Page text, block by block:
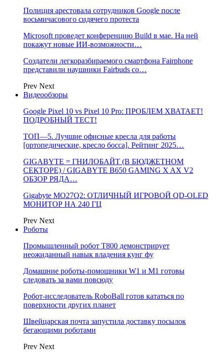
Полиция арестовала сотрудников Google после
восьмичасового сидячего протеста
Microsoft проведет конференцию Build в мае. На ней
покажут новые ИИ-возможности…
Создатели легкоразбираемого смартфона Fairphone
представили наушники Fairbuds со…
Prev Next
Видеообзоры
Google Pixel 10 vs Pixel 10 Pro: ПРОБЛЕМ ХВАТАЕТ!
ПОДРОБНЫЙ ТЕСТ!
ТОП—5. Лучшие офисные кресла для работы
[ортопедические, кресло босса]. Рейтинг 2025…
GIGABYTE = ГНИЛОБАЙТ (В БЮДЖЕТНОМ
СЕКТОРЕ) / GIGABYTE B650 GAMING X AX V2
ОБЗОР РЯДА…
Gigabyte MO27Q2: ОТЛИЧНЫЙ ИГРОВОЙ QD-OLED
МОНИТОР НА 240 ГЦ
Prev Next
Роботы
Промышленный робот Т800 демонстрирует
неожиданный навык владения кунг фу
Домашние роботы-помощники W1 и M1 готовы
следовать за вами повсюду
Робот-исследователь RoboBall готов кататься по
поверхности других планет
Швейцарская почта запустила доставку посылок
бегающими роботами
Prev Next